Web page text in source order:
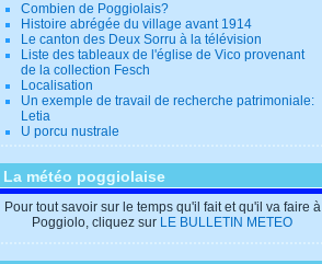
Combien de Poggiolais?
Histoire abrégée du village avant 1914
Le canton des Deux Sorru à la télévision
Liste des tableaux de l'église de Vico provenant
de la collection Fesch
Localisation
Un exemple de travail de recherche patrimoniale:
Letia
U porcu nustrale
La météo poggiolaise
Pour tout savoir sur le temps qu'il fait et qu'il va faire à
Poggiolo, cliquez sur LE BULLETIN METEO